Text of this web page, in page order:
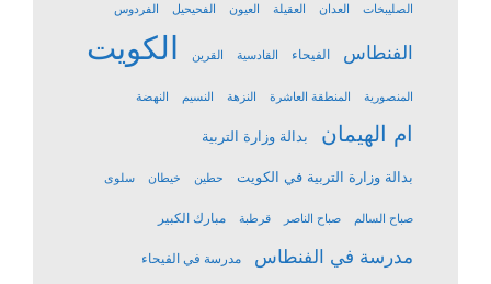
الصليبخات العدان العقيلة العيون الفحيحيل الفردوس
الفنطاس الفيحاء القادسية القرين الكويت
المنصورية المنطقة العاشرة النزهة النسيم النهضة
ام الهيمان بدالة وزارة التربية
بدالة وزارة التربية في الكويت حطين خيطان سلوى
صباح السالم صباح الناصر قرطبة مبارك الكبير
مدرسة في الفنطاس مدرسة في الفيحاء